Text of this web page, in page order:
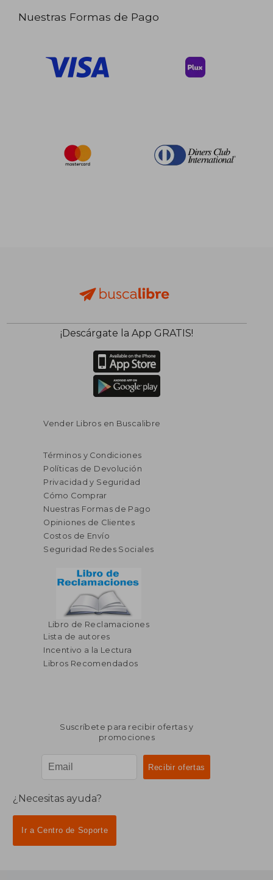
Nuestras Formas de Pago
¡Descárgate la App GRATIS!
Vender Libros en Buscalibre
Términos y Condiciones
Políticas de Devolución
Privacidad y Seguridad
Cómo Comprar
Nuestras Formas de Pago
Opiniones de Clientes
Costos de Envío
Seguridad Redes Sociales
Libro de Reclamaciones
Lista de autores
Incentivo a la Lectura
Libros Recomendados
Suscríbete para recibir ofertas y
promociones
¿Necesitas ayuda?
Ir a Centro de Soporte